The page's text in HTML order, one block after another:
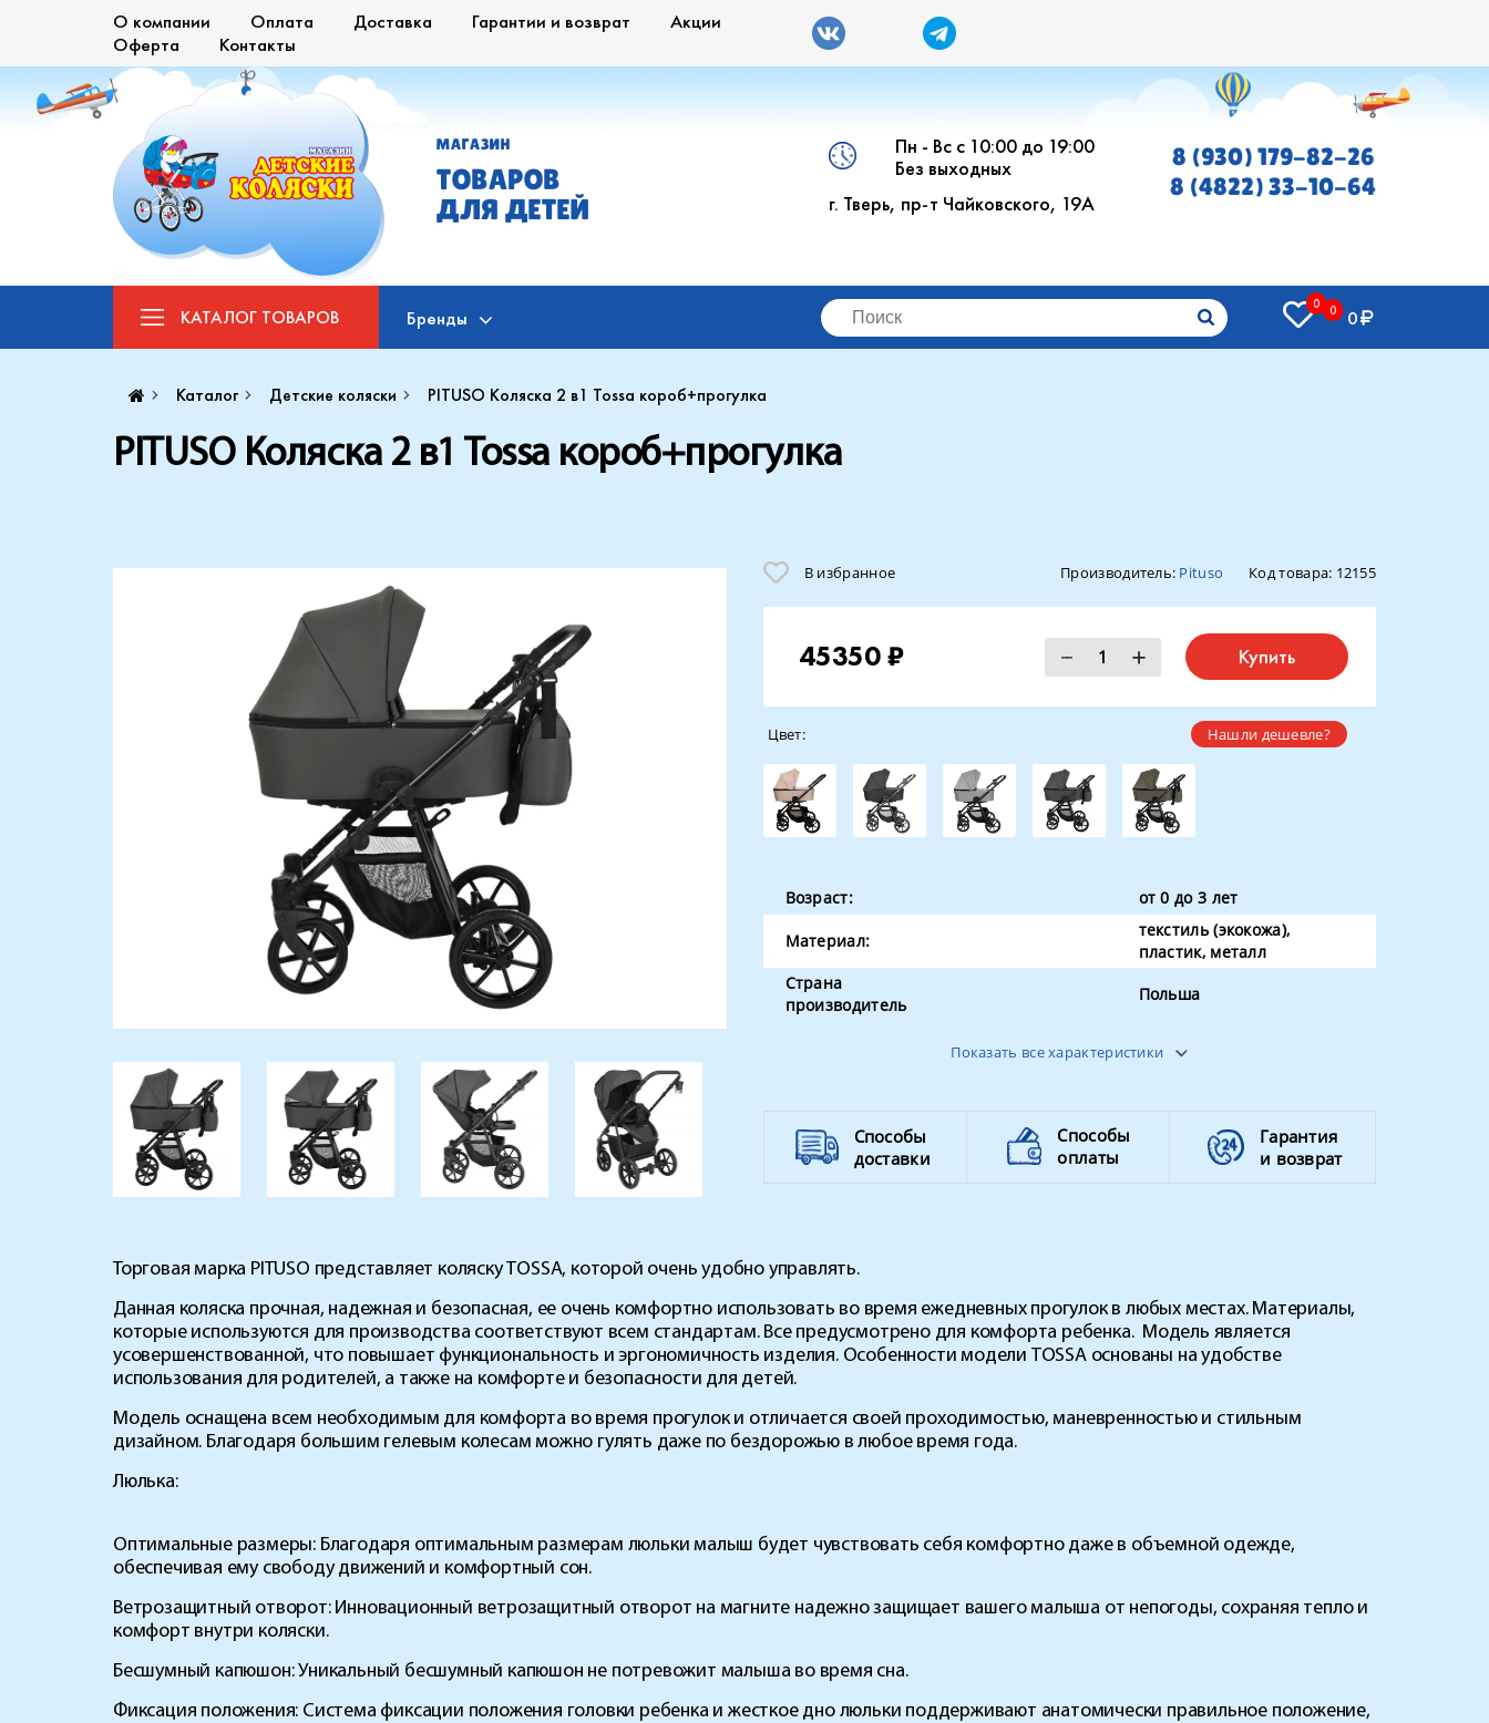
О компании Оплата Доставка Гарантии и возврат
Акции
Оферта
Контакты
МАГАЗИН
ТОВАРОВ
ДЛЯ ДЕТЕЙ
Пн - Вс с 10:00 до 19:00
Без выходных
г. Тверь, пр-т Чайковского, 19А
8 (930) 179-82-26
8 (4822) 33-10-64
КАТАЛОГ ТОВАРОВ Бренды
0 0 0
Каталог Детские коляски PITUSO Коляска 2 в1 Tossa короб+прогулка
PITUSO Коляска 2 в1 Tossa короб+прогулка
В избранное Производитель: Pituso Код товара: 12155
45350 ₽ Купить
Нашли дешевле?
Цвет:
Возраст: от 0 до 3 лет
Материал:
текстиль (экокожа),
пластик, металл
Страна
производитель
Польша
Показать все характеристики
Способы
доставки
Способы
оплаты
Гарантия
и возврат
Торговая марка PITUSO представляет коляскуTOSSA, которой очень удобно управлять.
Данная коляска прочная, надежная и безопасная, ее очень комфортно использовать во время ежедневных прогулок в любых местах. Материалы,
которые используются для производства соответствуют всем стандартам. Все предусмотрено для комфорта ребенка. Модель является
усовершенствованной, что повышает функциональность и эргономичность изделия. Особенности модели TOSSA основаны на удобстве
использования для родителей, а также на комфорте и безопасности для детей.
Модель оснащена всем необходимым для комфорта во время прогулок и отличается своей проходимостью, маневренностью и стильным
дизайном. Благодаря большим гелевым колесам можно гулять даже по бездорожью в любое время года.
Люлька:
Оптимальные размеры: Благодаря оптимальным размерам люльки малыш будет чувствовать себя комфортно даже в объемной одежде,
обеспечивая ему свободу движений и комфортный сон.
Ветрозащитный отворот:Инновационный ветрозащитный отворот на магните надежно защищает вашего малыша от непогоды, сохраняя тепло и
комфорт внутри коляски.
Бесшумный капюшон:Уникальный бесшумный капюшон не потревожит малыша во время сна.
Фиксация положения: Система фиксации положения головки ребенка и жесткое дно люльки поддерживают анатомически правильное положение,